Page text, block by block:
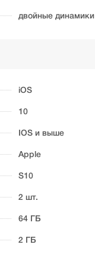
двойные динамики
iOS
10
IOS и выше
Apple
S10
2 шт.
64 ГБ
2 ГБ